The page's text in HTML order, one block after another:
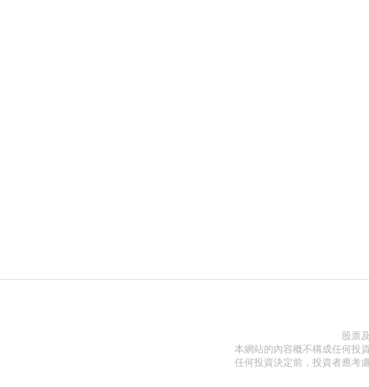
股票
本網站的內容概不構成任何投
任何投資決定前，投資者應考